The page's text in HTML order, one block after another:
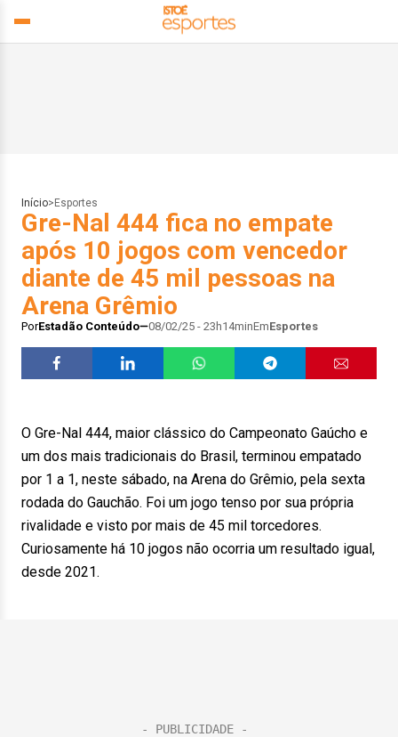
Início> Esportes
Gre-Nal 444 fica no empate
após 10 jogos com vencedor
diante de 45 mil pessoas na
Arena Grêmio
PorEstadão Conteúdo 08/02/25 - 23h14minEmEsportes
O Gre-Nal 444, maior clássico do Campeonato Gaúcho e
um dos mais tradicionais do Brasil, terminou empatado
por 1 a 1, neste sábado, na Arena do Grêmio, pela sexta
rodada do Gauchão. Foi um jogo tenso por sua própria
rivalidade e visto por mais de 45 mil torcedores.
Curiosamente há 10 jogos não ocorria um resultado igual,
desde 2021.